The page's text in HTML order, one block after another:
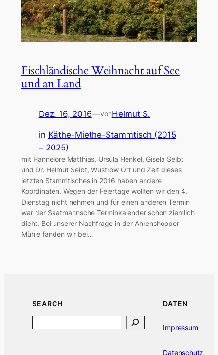
Fischländische Weihnacht auf See
und an Land
Dez. 16, 2016—vonHelmut S.
in Käthe-Miethe-Stammtisch (2015
– 2025)
mit Hannelore Matthias, Ursula Henkel, Gisela Seibt
und Dr. Helmut Seibt, Wustrow Ort und Zeit dieses
letzten Stammtisches in 2016 haben andere
Koordinaten. Wegen der Feiertage wollten wir den 4.
Dienstag nicht nehmen und für einen anderen Termin
war der Saatmannsche Terminkalender schon ziemlich
dicht. Bei unserer Nachfrage in der Ahrenshooper
Mühle fanden wir bei…
SEARCH DATEN
Impressum
Datenschutz